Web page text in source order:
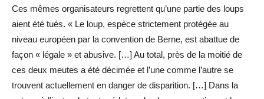
Ces mêmes organisateurs regrettent qu’une partie des loups
aient été tués. « Le loup, espèce strictement protégée au
niveau européen par la convention de Berne, est abattue de
façon « légale » et abusive. […] Au total, près de la moitié de
ces deux meutes a été décimée et l’une comme l’autre se
trouvent actuellement en danger de disparition. […] Dans la